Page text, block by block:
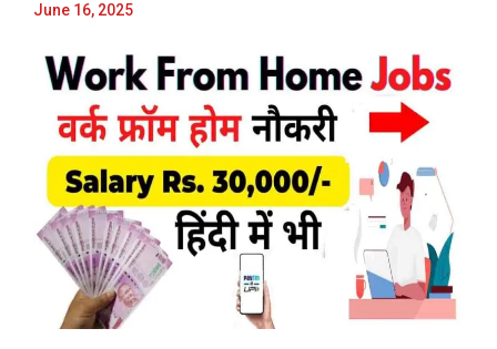
June 16, 2025